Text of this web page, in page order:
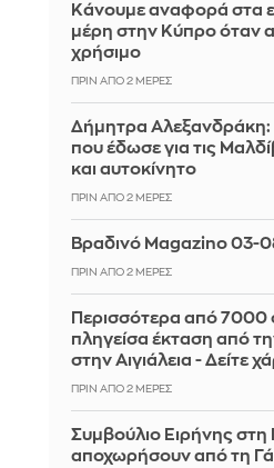
Κάνουμε αναφορά στα
μέρη στην Κύπρο όταν
χρήσιμο
ΠΡΙΝ ΑΠΌ 2 ΜΈΡΕΣ
Δήμητρα Αλεξανδράκη:
που έδωσε για τις
και αυτοκίνητο
ΠΡΙΝ ΑΠΌ 2 ΜΈΡΕΣ
Βραδινό Magazino 03-
ΠΡΙΝ ΑΠΌ 2 ΜΈΡΕΣ
Περισσότερα από 7000
πληγείσα έκταση από
στην Αιγιάλεια - Δείτε
ΠΡΙΝ ΑΠΌ 2 ΜΈΡΕΣ
Συμβούλιο Ειρήνης στη
αποχωρήσουν από τη